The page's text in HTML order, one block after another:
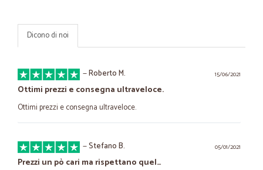
Dicono di noi
15/06/2021
—Roberto M.
Ottimi prezzi e consegna ultraveloce.
Ottimi prezzi e consegna ultraveloce.
05/01/2021
—Stefano B.
Prezzi un pò cari ma rispettano quel…